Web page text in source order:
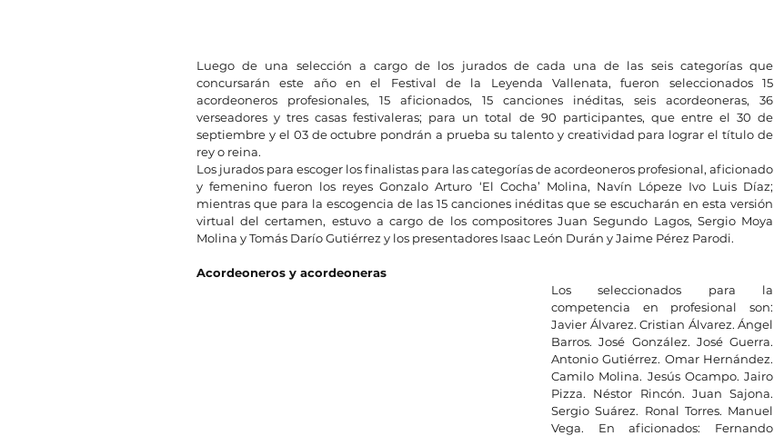
Luego de una selección a cargo de los jurados de cada una de las seis categorías que
concursarán este año en el Festival de la Leyenda Vallenata, fueron seleccionados 15
acordeoneros profesionales, 15 aficionados, 15 canciones inéditas, seis acordeoneras, 36
verseadores y tres casas festivaleras; para un total de 90 participantes, que entre el 30 de
septiembre y el 03 de octubre pondrán a prueba su talento y creatividad para lograr el título de
rey o reina.
Los jurados para escoger los finalistas para las categorías de acordeoneros profesional, aficionado
y femenino fueron los reyes Gonzalo Arturo ‘El Cocha’ Molina, Navín Lópeze Ivo Luis Díaz;
mientras que para la escogencia de las 15 canciones inéditas que se escucharán en esta versión
virtual del certamen, estuvo a cargo de los compositores Juan Segundo Lagos, Sergio Moya
Molina y Tomás Darío Gutiérrez y los presentadores Isaac León Durán y Jaime Pérez Parodi.
Acordeoneros y acordeoneras
Los seleccionados para la
competencia en profesional son:
Javier Álvarez. Cristian Álvarez. Ángel
Barros. José González. José Guerra.
Antonio Gutiérrez. Omar Hernández.
Camilo Molina. Jesús Ocampo. Jairo
Pizza. Néstor Rincón. Juan Sajona.
Sergio Suárez. Ronal Torres. Manuel
Vega. En aficionados: Fernando